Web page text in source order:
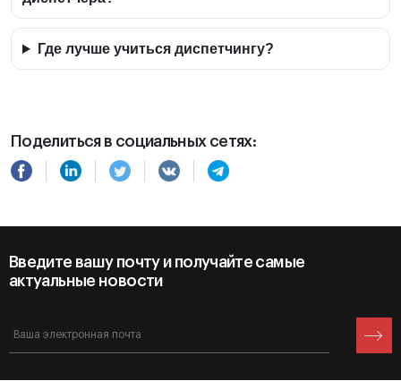
Где лучше учиться диспетчингу?
Поделиться в социальных сетях:
Введите вашу почту и получайте самые
актуальные новости